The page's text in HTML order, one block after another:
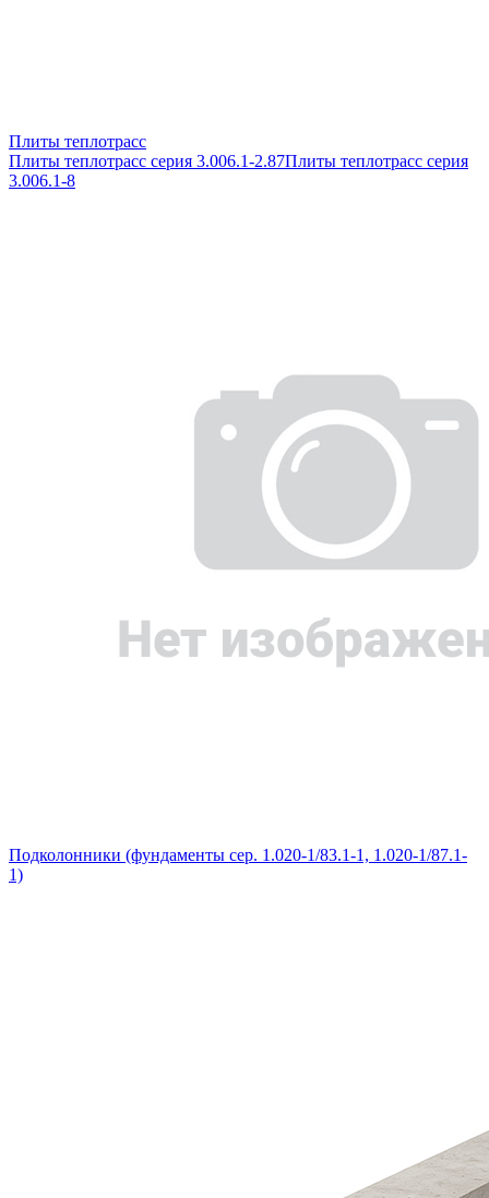
Плиты теплотрасс
Плиты теплотрасс серия 3.006.1-2.87Плиты теплотрасс серия
3.006.1-8
Подколонники (фундаменты сер. 1.020-1/83.1-1, 1.020-1/87.1-
1)